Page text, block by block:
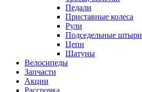
Педали
Приставные колеса
Рули
Подседельные штыри
Цепи
Шатуны
Велосипеды
Запчасти
Акции
Рассрочка